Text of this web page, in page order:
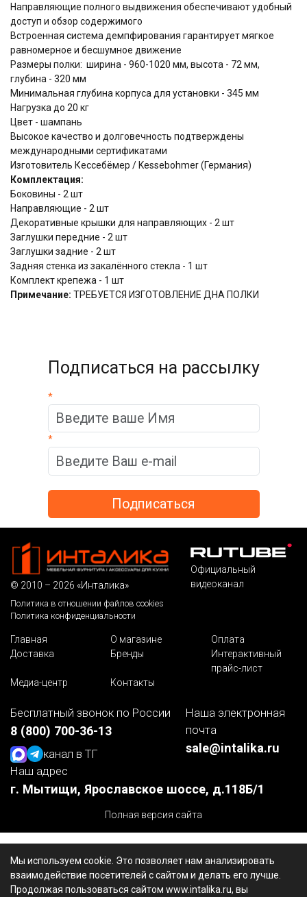
Направляющие полного выдвижения обеспечивают удобный
доступ и обзор содержимого
Встроенная система демпфирования гарантирует мягкое
равномерное и бесшумное движение
Размеры полки: ширина - 960-1020 мм, высота - 72 мм,
глубина - 320 мм
Минимальная глубина корпуса для установки - 345 мм
Нагрузка до 20 кг
Цвет - шампань
Высокое качество и долговечность подтверждены
международными сертификатами
Изготовитель Кессебёмер / Kessebohmer (Германия)
Комплектация:
Боковины - 2 шт
Направляющие - 2 шт
Декоративные крышки для направляющих - 2 шт
Заглушки передние - 2 шт
Заглушки задние - 2 шт
Задняя стенка из закалённого стекла - 1 шт
Комплект крепежа - 1 шт
Примечание: ТРЕБУЕТСЯ ИЗГОТОВЛЕНИЕ ДНА ПОЛКИ
Подписаться на рассылку
*
*
Мы используем cookie. Это позволяет нам анализировать
взаимодействие посетителей с сайтом и делать его лучше.
Продолжая пользоваться сайтом www.intalika.ru, вы
© 2010 – 2026 «Инталика»
Политика в отношении файлов cookies
Политика конфиденциальности
Официальный
видеоканал
Главная О магазине
Оплата
Доставка
Бренды
Интерактивный
прайс-лист
Медиа-центр
Контакты
Бесплатный звонок по России
8 (800) 700-36-13
канал в ТГ
Наша электронная
почта
sale@intalika.ru
Наш адрес
г. Мытищи, Ярославское шоссе, д.118Б/1
Полная версия сайта